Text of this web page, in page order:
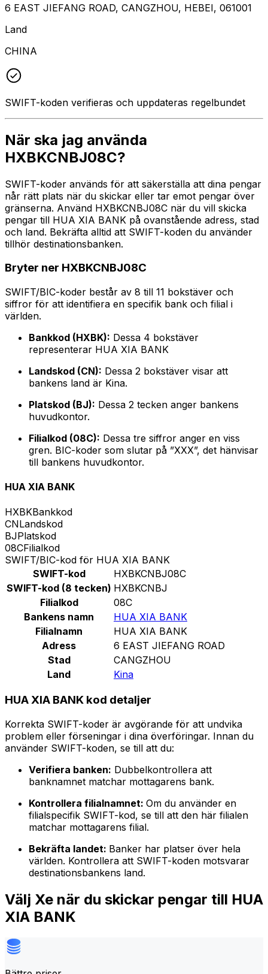
6 EAST JIEFANG ROAD, CANGZHOU, HEBEI, 061001
Land
CHINA
SWIFT-koden verifieras och uppdateras regelbundet
När ska jag använda
HXBKCNBJ08C?
SWIFT-koder används för att säkerställa att dina pengar
når rätt plats när du skickar eller tar emot pengar över
gränserna. Använd HXBKCNBJ08C när du vill skicka
pengar till HUA XIA BANK på ovanstående adress, stad
och land. Bekräfta alltid att SWIFT-koden du använder
tillhör destinationsbanken.
Bryter ner HXBKCNBJ08C
SWIFT/BIC-koder består av 8 till 11 bokstäver och
siffror för att identifiera en specifik bank och filial i
världen.
Bankkod (HXBK): Dessa 4 bokstäver
representerar HUA XIA BANK
Landskod (CN): Dessa 2 bokstäver visar att
bankens land är Kina.
Platskod (BJ): Dessa 2 tecken anger bankens
huvudkontor.
Filialkod (08C): Dessa tre siffror anger en viss
gren. BIC-koder som slutar på ”XXX”, det hänvisar
till bankens huvudkontor.
HUA XIA BANK
HXBKBankkod
CNLandskod
BJPlatskod
08CFilialkod
SWIFT/BIC-kod för HUA XIA BANK
SWIFT-kod
HXBKCNBJ08C
SWIFT-kod (8 tecken) HXBKCNBJ
Filialkod
08C
Bankens namn
HUA XIA BANK
Filialnamn
HUA XIA BANK
Adress
6 EAST JIEFANG ROAD
Stad
CANGZHOU
Land
Kina
HUA XIA BANK kod detaljer
Korrekta SWIFT-koder är avgörande för att undvika
problem eller förseningar i dina överföringar. Innan du
använder SWIFT-koden, se till att du:
Verifiera banken: Dubbelkontrollera att
banknamnet matchar mottagarens bank.
Kontrollera filialnamnet: Om du använder en
filialspecifik SWIFT-kod, se till att den här filialen
matchar mottagarens filial.
Bekräfta landet: Banker har platser över hela
världen. Kontrollera att SWIFT-koden motsvarar
destinationsbankens land.
Välj Xe när du skickar pengar till HUA
XIA BANK